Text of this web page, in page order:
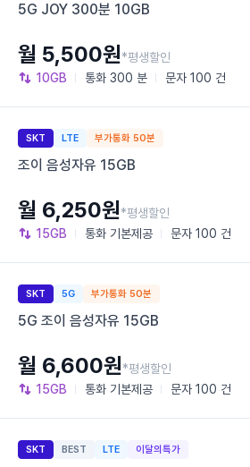
5G JOY 300분 10GB
10GB 통화 300 분 문자 100 건
월 5,500원*평생할인
SKT LTE 부가통화 50분
조이 음성자유 15GB
15GB 통화 기본제공 문자 100 건
월 6,250원*평생할인
SKT 5G 부가통화 50분
5G 조이 음성자유 15GB
15GB 통화 기본제공 문자 100 건
월 6,600원*평생할인
SKT BEST LTE 이달의특가